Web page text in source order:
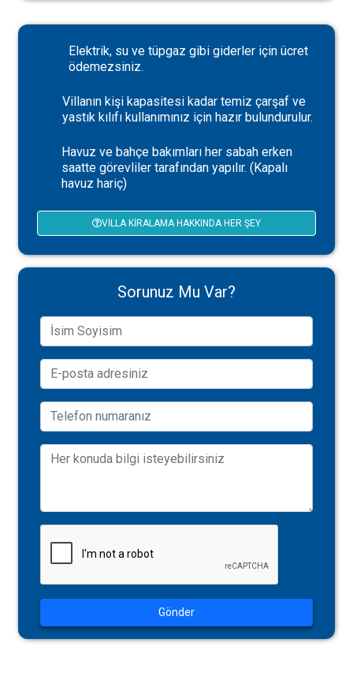
Elektrik, su ve tüpgaz gibi giderler için ücret
ödemezsiniz.
Villanın kişi kapasitesi kadar temiz çarşaf ve
yastık kılıfı kullanımınız için hazır bulundurulur.
Havuz ve bahçe bakımları her sabah erken
saatte görevliler tarafından yapılır. (Kapalı
havuz hariç)
VILLA KIRALAMA HAKKINDA HER ŞEY
Sorunuz Mu Var?
Gönder